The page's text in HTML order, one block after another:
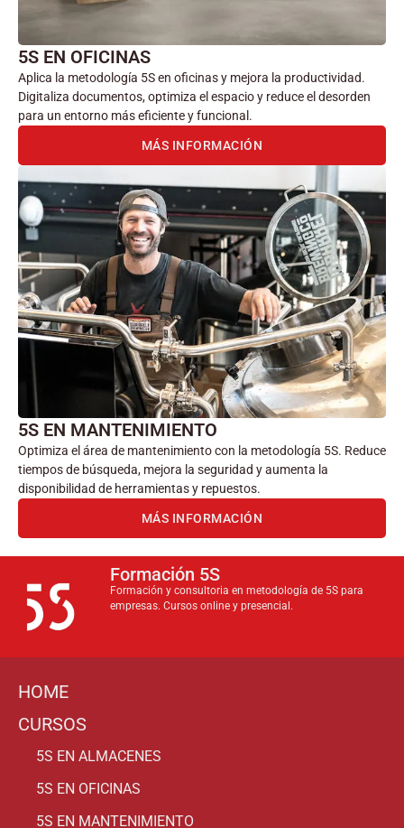
5S EN OFICINAS
Aplica la metodología 5S en oficinas y mejora la productividad.
Digitaliza documentos, optimiza el espacio y reduce el desorden
para un entorno más eficiente y funcional.
MÁS INFORMACIÓN
5S EN MANTENIMIENTO
Optimiza el área de mantenimiento con la metodología 5S. Reduce
tiempos de búsqueda, mejora la seguridad y aumenta la
disponibilidad de herramientas y repuestos.
MÁS INFORMACIÓN
Formación 5S
Formación y consultoria en metodología de 5S para
empresas. Cursos online y presencial.
HOME
CURSOS
5S EN ALMACENES
5S EN OFICINAS
5S EN MANTENIMIENTO